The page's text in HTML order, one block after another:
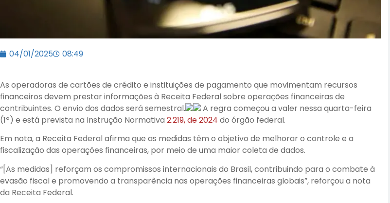
04/01/2025 08:49
As operadoras de cartões de crédito e instituições de pagamento que movimentam recursos
financeiros devem prestar informações à Receita Federal sobre operações financeiras de
contribuintes. O envio dos dados será semestral.
A regra começou a valer nessa quarta-feira
(1º) e está prevista na Instrução Normativa 2.219, de 2024 do órgão federal.
Em nota, a Receita Federal afirma que as medidas têm o objetivo de melhorar o controle e a
fiscalização das operações financeiras, por meio de uma maior coleta de dados.
“[As medidas] reforçam os compromissos internacionais do Brasil, contribuindo para o combate à
evasão fiscal e promovendo a transparência nas operações financeiras globais”, reforçou a nota
da Receita Federal.